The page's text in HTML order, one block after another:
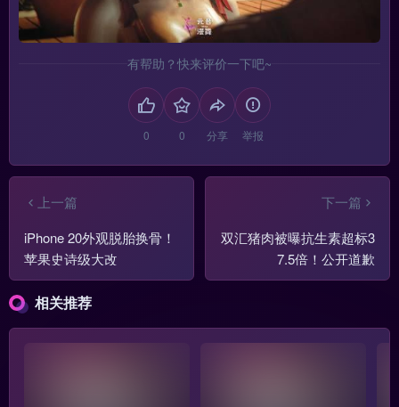
有帮助？快来评价一下吧~
分享 举报
上一篇
iPhone 20外观脱胎换骨！
苹果史诗级大改
下一篇
双汇猪肉被曝抗生素超标3
7.5倍！公开道歉
相关推荐